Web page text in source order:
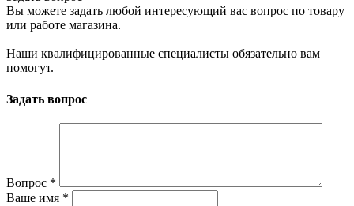
Вы можете задать любой интересующий вас вопрос по товару
или работе магазина.
Наши квалифицированные специалисты обязательно вам
помогут.
Задать вопрос
Вопрос *
Ваше имя *